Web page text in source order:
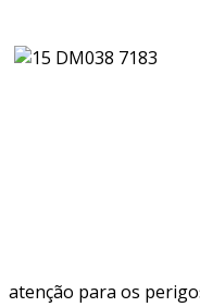
atenção para os